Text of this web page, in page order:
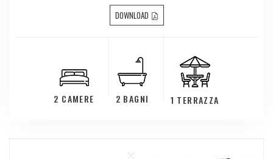
DOWNLOAD
2 CAMERE 2 BAGNI 1 TERRAZZA